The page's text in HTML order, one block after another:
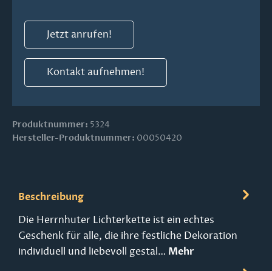
Jetzt anrufen!
Kontakt aufnehmen!
Produktnummer: 5324
Hersteller-Produktnummer: 00050420
Beschreibung
Die Herrnhuter Lichterkette ist ein echtes
Geschenk für alle, die ihre festliche Dekoration
individuell und liebevoll gestal… Mehr